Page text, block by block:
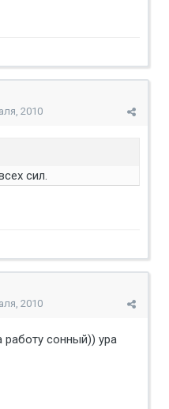
2010
сил.
2010
работу сонный)) ура